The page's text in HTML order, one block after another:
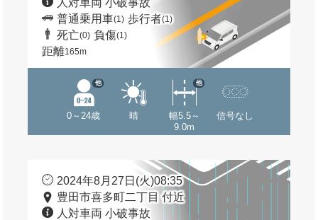
人対車両 小破事故
普通乗用車(1) 歩行者(1)
死亡(0) 負傷(1)
距離165m
0～24歳
他
晴
幅5.5～
9.0m
他
信号なし
2024年8月27日(火)08:35
豊田市喜多町二丁目 付近
人対車両 小破事故